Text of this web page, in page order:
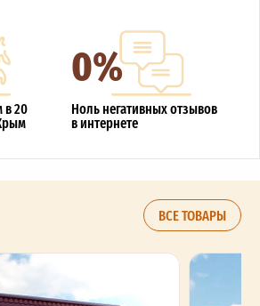
в 20
0%
Ноль негативных отзывов
в интернете
ВСЕ ТОВАРЫ